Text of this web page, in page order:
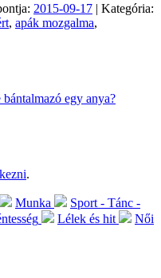
2015-09-17 | Kategória:
, apák mozgalma,
bántalmazó egy anya?
.
Munka
Sport - Tánc -
Lélek és hit
Női